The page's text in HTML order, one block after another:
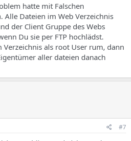
hatte mit Falschen
Alle Dateien im Web Verzeichnis
der Client Gruppe des Webs
Du sie per FTP hochlädst.
als root User rum, dann
aller dateien danach
#7